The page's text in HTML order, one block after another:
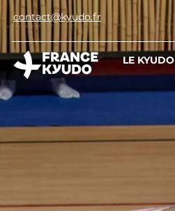
contact@kyudo.fr
LE KYUDO